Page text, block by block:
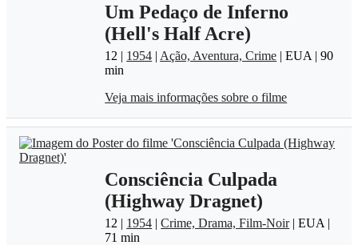
Um Pedaço de Inferno
(Hell's Half Acre)
12 | 1954 | Ação, Aventura, Crime | EUA | 90
min
Veja mais informações sobre o filme
Consciência Culpada
(Highway Dragnet)
12 | 1954 |Crime, Drama, Film-Noir| EUA |
71 min